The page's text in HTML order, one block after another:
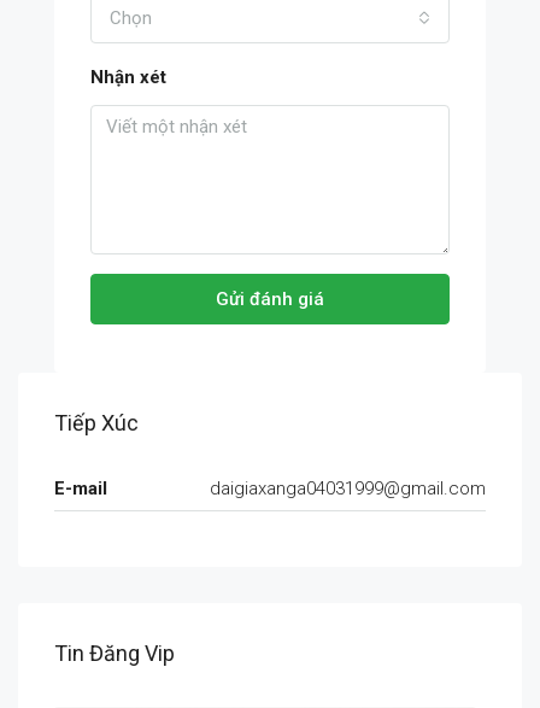
Chọn
Nhận xét
Gửi đánh giá
Tiếp Xúc
E-mail daigiaxanga04031999@gmail.com
Tin Đăng Vip